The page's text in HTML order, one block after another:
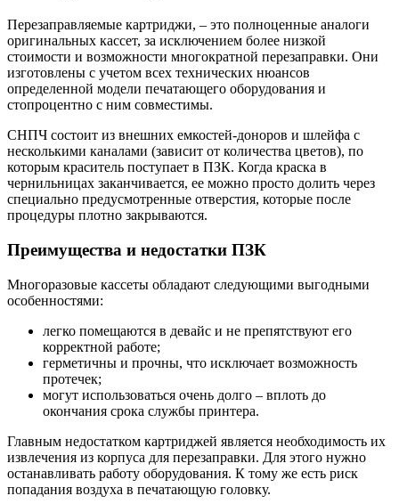
Перезаправляемые картриджи, – это полноценные аналоги
оригинальных кассет, за исключением более низкой
стоимости и возможности многократной перезаправки. Они
изготовлены с учетом всех технических нюансов
определенной модели печатающего оборудования и
стопроцентно с ним совместимы.
СНПЧ состоит из внешних емкостей-доноров и шлейфа с
несколькими каналами (зависит от количества цветов), по
которым краситель поступает в ПЗК. Когда краска в
чернильницах заканчивается, ее можно просто долить через
специально предусмотренные отверстия, которые после
процедуры плотно закрываются.
Преимущества и недостатки ПЗК
Многоразовые кассеты обладают следующими выгодными
особенностями:
легко помещаются в девайс и не препятствуют его
корректной работе;
герметичны и прочны, что исключает возможность
протечек;
могут использоваться очень долго – вплоть до
окончания срока службы принтера.
Главным недостатком картриджей является необходимость их
извлечения из корпуса для перезаправки. Для этого нужно
останавливать работу оборудования. К тому же есть риск
попадания воздуха в печатающую головку.